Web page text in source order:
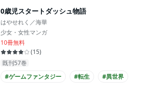
0歳児スタートダッシュ物語
はやせれく／海華
少女・女性マンガ
10冊無料
(15)
既刊57巻
#ゲームファンタジー
#転生
#異世界